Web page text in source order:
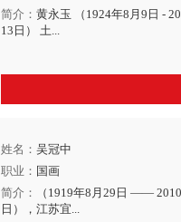
简介： 黄永玉 （1924年8月9日 -
13日） 土...
点击进入
姓名： 吴冠中
职业： 国画
简介：
（1919年8月29日 ——
日），江苏宜...